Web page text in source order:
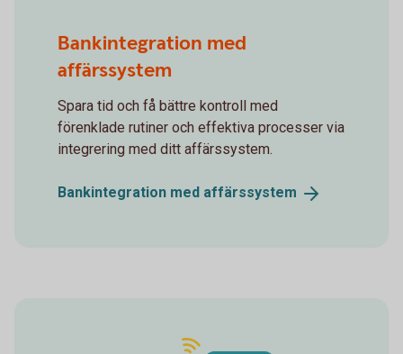
Bankintegration med
affärssystem
Spara tid och få bättre kontroll med
förenklade rutiner och effektiva processer via
integrering med ditt affärssystem.
Bankintegration med affärssystem